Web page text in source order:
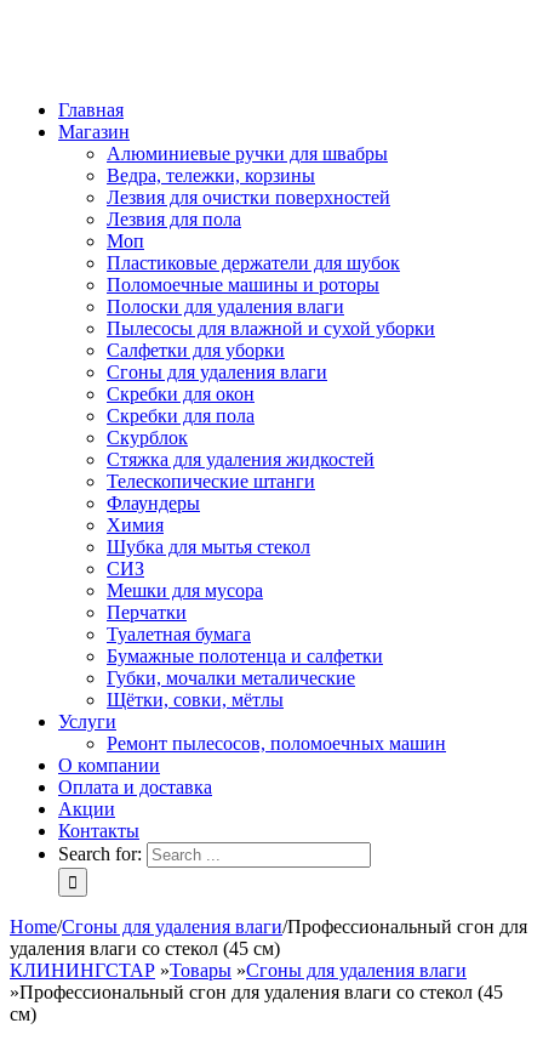
Главная
Магазин
Алюминиевые ручки для швабры
Ведра, тележки, корзины
Лезвия для очистки поверхностей
Лезвия для пола
Моп
Пластиковые держатели для шубок
Поломоечные машины и роторы
Полоски для удаления влаги
Пылесосы для влажной и сухой уборки
Салфетки для уборки
Сгоны для удаления влаги
Скребки для окон
Скребки для пола
Скурблок
Стяжка для удаления жидкостей
Телескопические штанги
Флаундеры
Химия
Шубка для мытья стекол
СИЗ
Мешки для мусора
Перчатки
Туалетная бумага
Бумажные полотенца и салфетки
Губки, мочалки металические
Щётки, совки, мётлы
Услуги
Ремонт пылесосов, поломоечных машин
О компании
Оплата и доставка
Акции
Контакты
Search for:
Home/Сгоны для удаления влаги/Профессиональный сгон для
удаления влаги со стекол (45 см)
КЛИНИНГСТАР »Товары »Сгоны для удаления влаги
»Профессиональный сгон для удаления влаги со стекол (45
см)